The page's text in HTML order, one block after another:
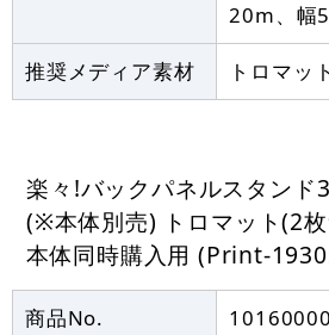
20m、幅
推奨メディア素材 トロマット
楽々!バックパネルスタンド
(※本体別売) トロマット(2
本体同時購入用 (Print-
商品No.